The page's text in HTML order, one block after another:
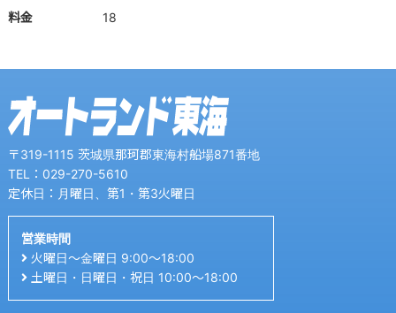
料金 18
〒319-1115 茨城県那珂郡東海村船場871番地
TEL：029-270-5610
定休日：月曜日、第1・第3火曜日
営業時間
火曜日〜金曜日 9:00〜18:00
土曜日・日曜日・祝日 10:00〜18:00